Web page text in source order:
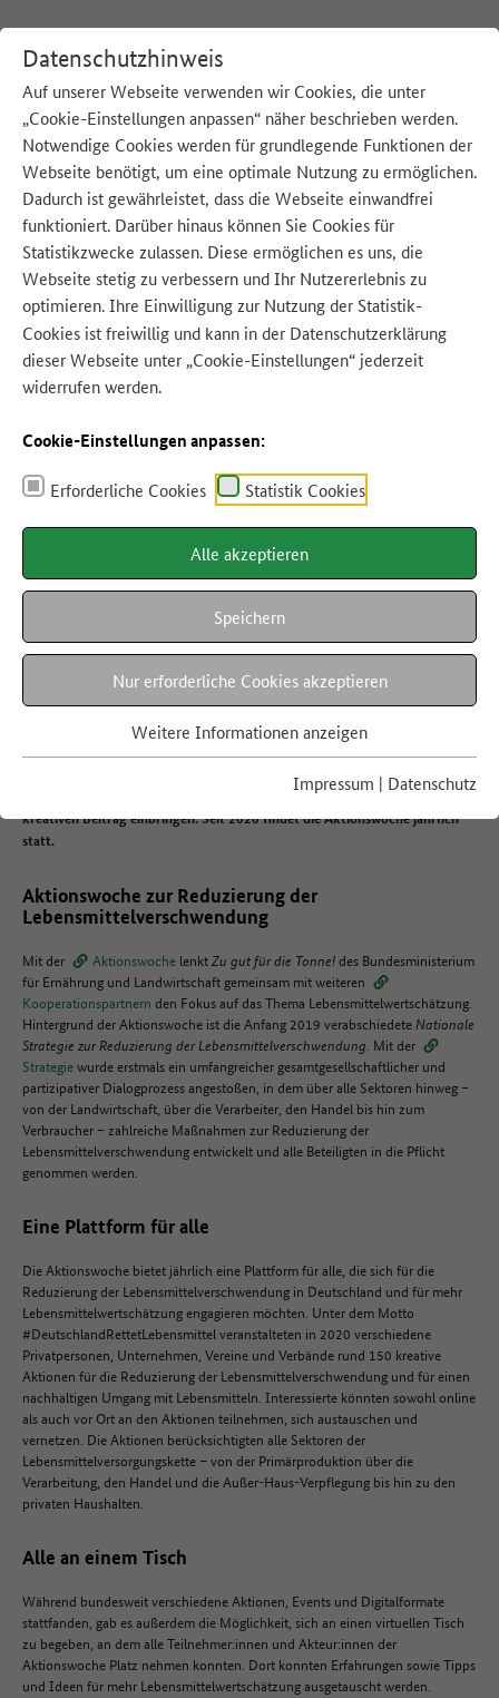
Datenschutzhinweis
Auf unserer Webseite verwenden wir Cookies, die unter
„Cookie-Einstellungen anpassen“ näher beschrieben werden.
Notwendige Cookies werden für grundlegende Funktionen der
Webseite benötigt, um eine optimale Nutzung zu ermöglichen.
Dadurch ist gewährleistet, dass die Webseite einwandfrei
funktioniert. Darüber hinaus können Sie Cookies für
Statistikzwecke zulassen. Diese ermöglichen es uns, die
Webseite stetig zu verbessern und Ihr Nutzererlebnis zu
optimieren. Ihre Einwilligung zur Nutzung der Statistik-
Cookies ist freiwillig und kann in der Datenschutzerklärung
dieser Webseite unter „Cookie-Einstellungen“ jederzeit
widerrufen werden.
Cookie-Einstellungen anpassen:
Erforderliche Cookies Statistik Cookies
Alle akzeptieren
Speichern
Nur erforderliche Cookies akzeptieren
Weitere Informationen anzeigen
Impressum | Datenschutz
:Startseite Aktionswoche
DEUTSCHLAND RETTET LEBENSMITTEL!
Aktionswoche 2020
Vom 22. bis 29. September 2020 fand die erste bundesweite Aktionswoche
Deutschland rettet Lebensmittel! statt. Mit verschiedenen Vor-Ort-
Lebensmittelwertschätzung. Engagierte Privatpersonen, Unternehmen
sowie Vereine und Verbände aus ganz Deutschland konnten ihren eigenen
kreativen Beitrag einbringen. Seit 2020 findet die Aktionswoche jährlich
statt.
Aktionswoche zur Reduzierung der
Lebensmittelverschwendung
Mit der Aktionswoche lenktZu gut für die Tonne!des Bundesministerium
für Ernährung und Landwirtschaft gemeinsam mit weiteren
Kooperationspartnern den Fokus auf das Thema Lebensmittelwertschätzung.
Hintergrund der Aktionswoche ist die Anfang 2019 verabschiedeteNationale
Strategie zur Reduzierung der Lebensmittelverschwendung. Mit der
Strategiewurde erstmals ein umfangreicher gesamtgesellschaftlicher und
partizipativer Dialogprozess angestoßen, in dem über alle Sektoren hinweg –
von der Landwirtschaft, über die Verarbeiter, den Handel bis hin zum
Verbraucher – zahlreiche Maßnahmen zur Reduzierung der
Lebensmittelverschwendung entwickelt und alle Beteiligten in die Pflicht
genommen werden.
Eine Plattform für alle
Die Aktionswoche bietet jährlich eine Plattform für alle, die sich für die
Reduzierung der Lebensmittelverschwendung in Deutschland und für mehr
Lebensmittelwertschätzung engagieren möchten. Unter dem Motto
#DeutschlandRettetLebensmittel veranstalteten in 2020 verschiedene
Privatpersonen, Unternehmen, Vereine und Verbände rund 150 kreative
Aktionen für die Reduzierung der Lebensmittelverschwendung und für einen
nachhaltigen Umgang mit Lebensmitteln. Interessierte könnten sowohl online
als auch vor Ort an den Aktionen teilnehmen, sich austauschen und
vernetzen. Die Aktionen berücksichtigten alle Sektoren der
Lebensmittelversorgungskette – von der Primärproduktion über die
Verarbeitung, den Handel und die Außer-Haus-Verpflegung bis hin zu den
privaten Haushalten.
Alle an einem Tisch
Während bundesweit verschiedene Aktionen, Events und Digitalformate
stattfanden, gab es außerdem die Möglichkeit, sich an einen virtuellen Tisch
zu begeben, an dem alle Teilnehmer:innen und Akteur:innen der
Aktionswoche Platz nehmen konnten. Dort konnten Erfahrungen sowie Tipps
und Ideen für mehr Lebensmittelwertschätzung ausgetauscht werden.